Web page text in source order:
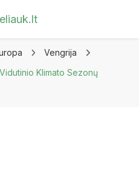
Vengrija
Klimato Sezonų